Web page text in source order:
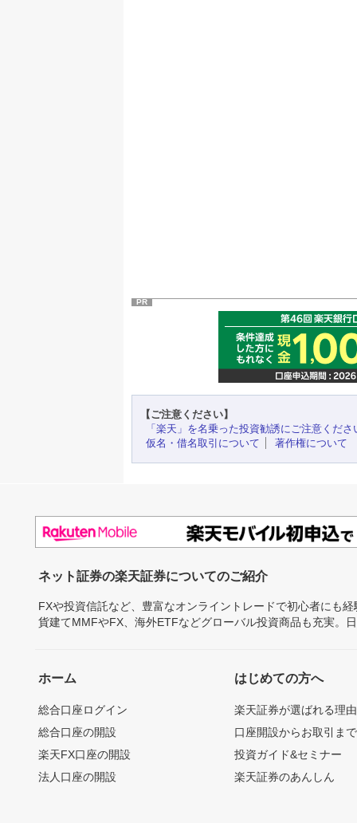
PR
【ご注意ください】
「楽天」を名乗った投資勧誘にご注意くださ
仮名・借名取引について
著作権について
ネット証券の楽天証券についてのご紹介
FXや投資信託など、豊富なオンライントレードで初心者にも
貨建てMMFやFX、海外ETFなどグローバル投資商品も充実。
ホーム
総合口座ログイン
総合口座の開設
楽天FX口座の開設
法人口座の開設
はじめての方へ
楽天証券が選ばれる理由
口座開設からお取引ま
投資ガイド&セミナー
楽天証券のあんしん